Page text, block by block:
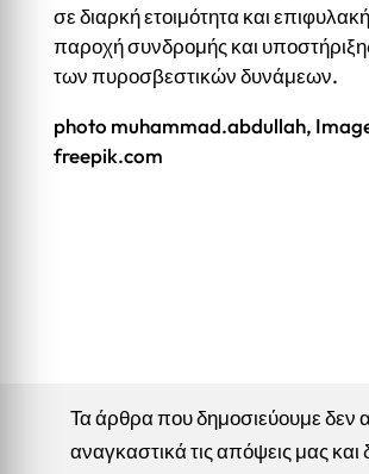
σε διαρκή ετοιμότητα και
παροχή συνδρομής και
των πυροσβεστικών δυνάμεων.
photo muhammad.abdullah,
freepik.com
Τα άρθρα που δημοσιεύουμε δεν
αναγκαστικά τις απόψεις μας και